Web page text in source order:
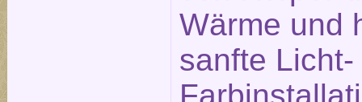
Wärme und
sanfte Licht-